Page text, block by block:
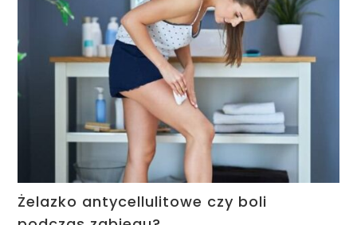
Żelazko antycellulitowe czy boli